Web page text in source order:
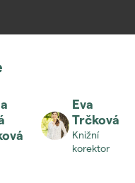
Eva
Trčková
knižní
korektor